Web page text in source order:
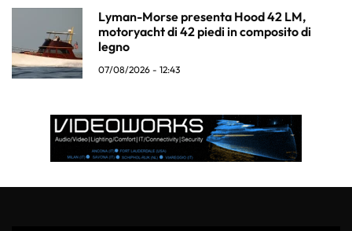
Lyman-Morse presenta Hood 42 LM,
motoryacht di 42 piedi in composito di
legno
07/08/2026 - 12:43